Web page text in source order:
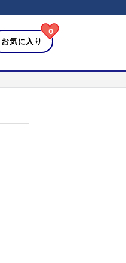
お気に入り
0